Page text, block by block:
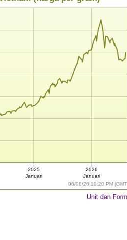
06/08/26 10:20 PM
2025
Januari
2026
Januari
Unit dan